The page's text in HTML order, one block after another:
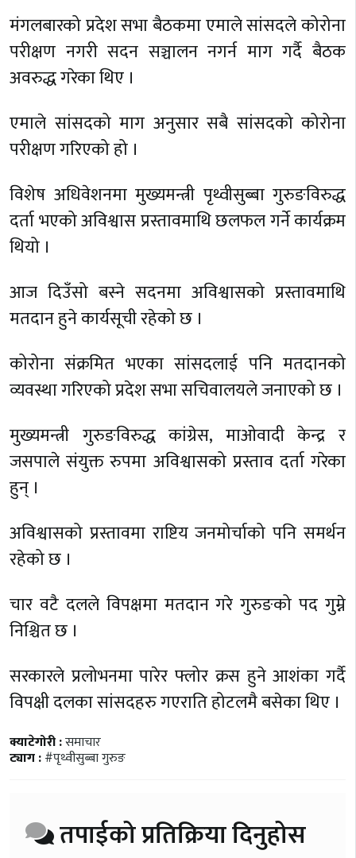
मंगलबारको प्रदेश सभा बैठकमा एमाले सांसदले कोरोना
परीक्षण नगरी सदन सञ्चालन नगर्न माग गर्दै बैठक
अवरुद्ध गरेका थिए ।
एमाले सांसदको माग अनुसार सबै सांसदको कोरोना
परीक्षण गरिएको हो ।
विशेष अधिवेशनमा मुख्यमन्त्री पृथ्वीसुब्बा गुरुङविरुद्ध
दर्ता भएको अविश्वास प्रस्तावमाथि छलफल गर्ने कार्यक्रम
थियो ।
आज दिउँसो बस्ने सदनमा अविश्वासको प्रस्तावमाथि
मतदान हुने कार्यसूची रहेको छ ।
कोरोना संक्रमित भएका सांसदलाई पनि मतदानको
व्यवस्था गरिएको प्रदेश सभा सचिवालयले जनाएको छ ।
मुख्यमन्त्री गुरुङविरुद्ध कांग्रेस, माओवादी केन्द्र र
जसपाले संयुक्त रुपमा अविश्वासको प्रस्ताव दर्ता गरेका
हुन् ।
अविश्वासको प्रस्तावमा राष्टिय जनमोर्चाको पनि समर्थन
रहेको छ ।
चार वटै दलले विपक्षमा मतदान गरे गुरुङको पद गुम्ने
निश्चित छ ।
सरकारले प्रलोभनमा पारेर फ्लोर क्रस हुने आशंका गर्दै
विपक्षी दलका सांसदहरु गएराति होटलमै बसेका थिए ।
क्याटेगोरी :समाचार
ट्याग :#पृथ्वीसुब्बा गुरुङ
तपाईको प्रतिक्रिया दिनुहोस